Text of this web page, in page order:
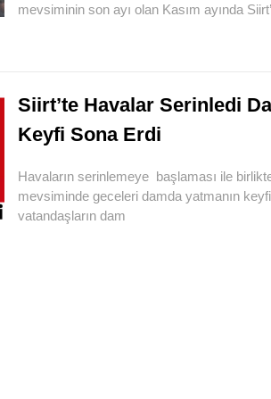
mevsiminin son ayı olan Kasım ayında
Siirt’te Havalar Serinledi
Keyfi Sona Erdi
Havaların serinlemeye başlaması ile
mevsiminde geceleri damda yatmanın
vatandaşların dam